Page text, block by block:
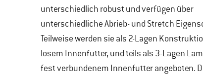
unterschiedlich robust und verfügen über
unterschiedliche Abrieb- und Stretch
Teilweise werden sie als 2-Lagen
losem Innenfutter, und teils als 3-Lagen
fest verbundenem Innenfutter angeboten.